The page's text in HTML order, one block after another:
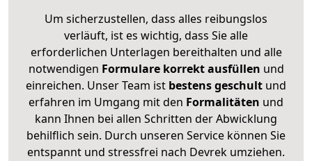
Um sicherzustellen, dass alles reibungslos
verläuft, ist es wichtig, dass Sie alle
erforderlichen Unterlagen bereithalten und alle
notwendigen Formulare korrekt ausfüllen und
einreichen. Unser Team ist bestens geschult und
erfahren im Umgang mit den Formalitäten und
kann Ihnen bei allen Schritten der Abwicklung
behilflich sein. Durch unseren Service können Sie
entspannt und stressfrei nach Devrek umziehen.